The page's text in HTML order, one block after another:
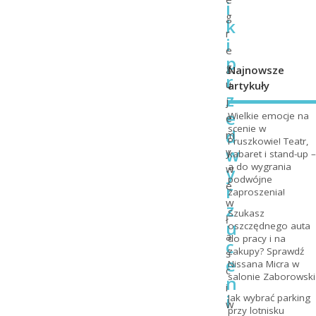
i
k
i
p
r
z
e
d
w
y
r
z
u
c
e
n
i
g
r
e
g
u
j
e
m
y
w
e
w
ł
a
ś
c
i
w
Najnowsze
artykuły
Wielkie emocje na
scenie w
Pruszkowie! Teatr,
kabaret i stand-up –
a do wygrania
podwójne
zaproszenia!
Szukasz
oszczędnego auta
do pracy i na
zakupy? Sprawdź
Nissana Micra w
salonie Zaborowski
Jak wybrać parking
przy lotnisku